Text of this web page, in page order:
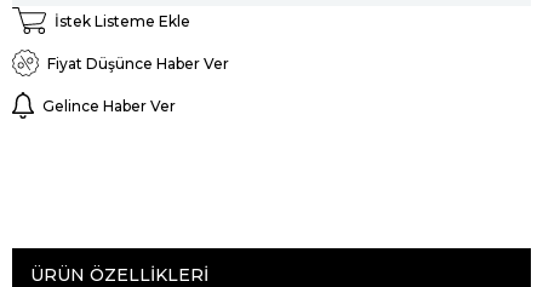
İstek Listeme Ekle
Fiyat Düşünce Haber Ver
Gelince Haber Ver
ÜRÜN ÖZELLIKLERI